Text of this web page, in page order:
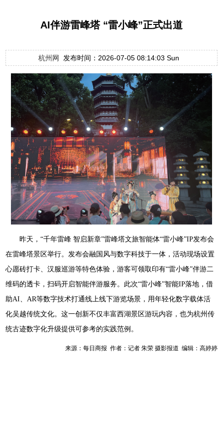
AI伴游雷峰塔 “雷小峰”正式出道
杭州网 发布时间：2026-07-05 08:14:03 Sun
昨天，“千年雷峰 智启新章”雷峰塔文旅智能体“雷小峰”IP发布会
在雷峰塔景区举行。发布会融国风与数字科技于一体，活动现场设置
心愿砖打卡、汉服巡游等特色体验，游客可领取印有“雷小峰”伴游二
维码的透卡，扫码开启智能伴游服务。此次“雷小峰”智能IP落地，借
助AI、AR等数字技术打通线上线下游览场景，用年轻化数字载体活
化吴越传统文化。这一创新不仅丰富西湖景区游玩内容，也为杭州传
统古迹数字化升级提供可参考的实践范例。
来源：每日商报 作者：记者 朱荣 摄影报道 编辑：高婷婷